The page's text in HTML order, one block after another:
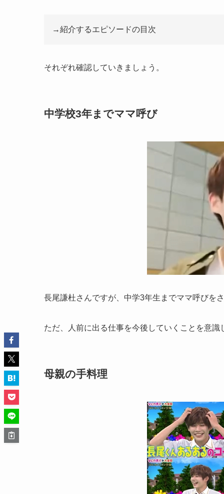
→紹介するエピソードの目次
それぞれ確認していきましょう。
中学校3年までママ呼び
長尾謙杜さんですが、中学3年生までママ呼びを
ただ、人前に出る仕事を今後していくことを意
母親の手料理